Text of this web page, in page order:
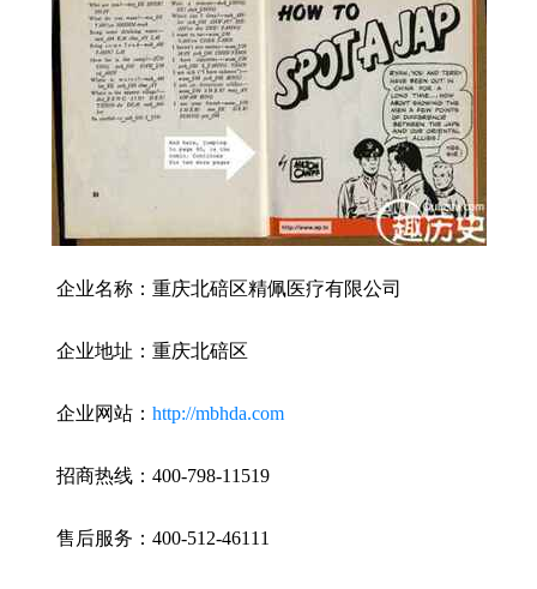
企业名称：重庆北碚区精佩医疗有限公司
企业地址：重庆北碚区
企业网站： http://mbhda.com
招商热线：400-798-11519
售后服务：400-512-46111